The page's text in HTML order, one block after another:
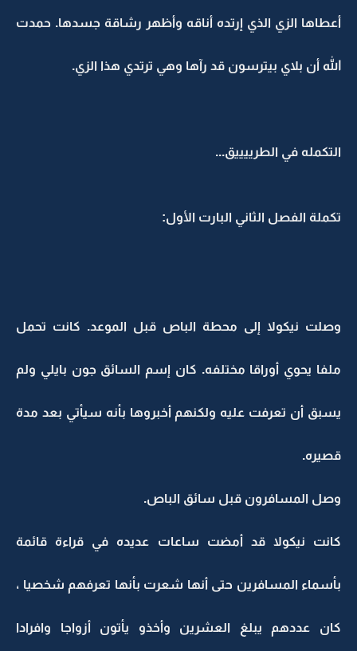
أعطاها الزي الذي إرتده أناقه وأظهر رشاقة جسدها. حمدت
الله أن بلاي بيترسون قد رآها وهي ترتدي هذا الزي.
التكمله في الطرييييق...
تكملة الفصل الثاني البارت الأول:
وصلت نيكولا إلى محطة الباص قبل الموعد. كانت تحمل
ملفا يحوي أوراقا مختلفه. كان إسم السائق جون بايلي ولم
يسبق أن تعرفت عليه ولكنهم أخبروها بأنه سيأتي بعد مدة
قصيره.
وصل المسافرون قبل سائق الباص.
كانت نيكولا قد أمضت ساعات عديده في قراءة قائمة
بأسماء المسافرين حتى أنها شعرت بأنها تعرفهم شخصيا ،
كان عددهم يبلغ العشرين وأخذو يأتون أزواجا وافرادا